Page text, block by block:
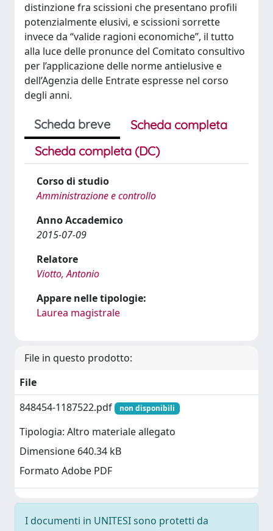
distinzione fra scissioni che presentano profili
potenzialmente elusivi, e scissioni sorrette
invece da “valide ragioni economiche”, il tutto
alla luce delle pronunce del Comitato consultivo
per l’applicazione delle norme antielusive e
dell’Agenzia delle Entrate espresse nel corso
degli anni.
Scheda breve
Scheda completa
Scheda completa (DC)
Corso di studio
Amministrazione e controllo
Anno Accademico
2015-07-09
Relatore
Viotto, Antonio
Appare nelle tipologie:
Laurea magistrale
File in questo prodotto:
File
848454-1187522.pdf
non disponibili
Tipologia: Altro materiale allegato
Dimensione 640.34 kB
Formato Adobe PDF
I documenti in UNITESI sono protetti da